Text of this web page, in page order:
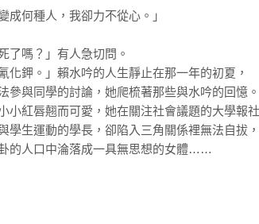
成何種人，我卻力不從心。」
了嗎？」有人急切問。
化鉀。」賴水吟的人生靜止在那一年的初夏，
參與同學的討論，她爬梳著那些與水吟的回憶。
小紅唇翹而可愛，她在關注社會議題的大學報社
學生運動的學長，卻陷入三角關係裡無法自拔，
的人口中淪落成一具無思想的女體……